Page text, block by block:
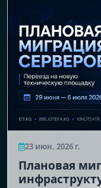
23 июн. 2026 г.
Плановая